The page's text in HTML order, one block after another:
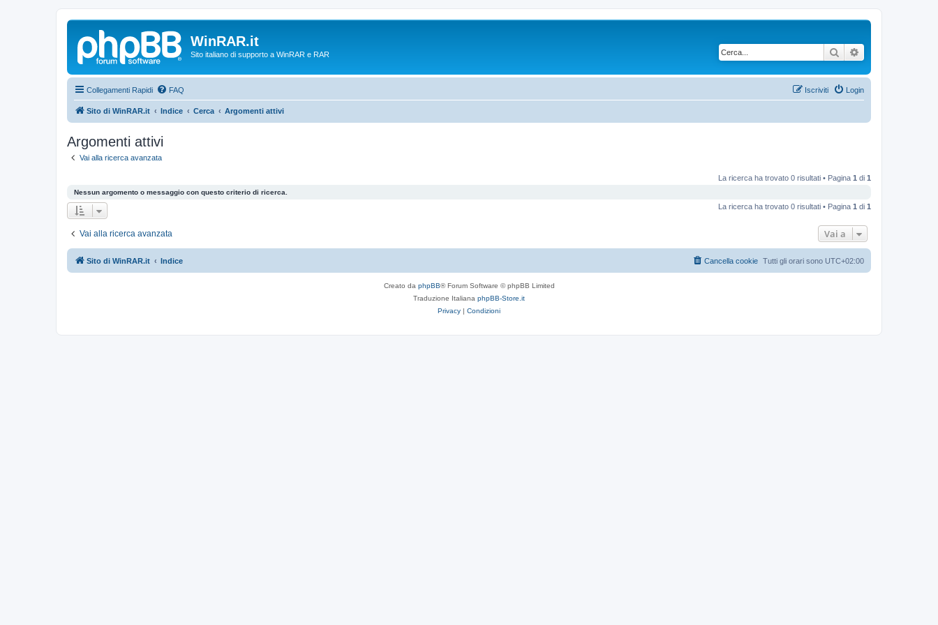
WinRAR.it
Sito italiano di supporto a WinRAR e RAR Cerca
Collegamenti Rapidi FAQ Login
Iscriviti
Sito di WinRAR.it Indice Cerca Argomenti attivi
Argomenti attivi
Vai alla ricerca avanzata
La ricerca ha trovato 0 risultati • Pagina 1 di 1
Nessun argomento o messaggio con questo criterio di ricerca.
La ricerca ha trovato 0 risultati • Pagina 1 di 1
Vai alla ricerca avanzata Vai a
Sito di WinRAR.it Indice Tutti gli orari sono UTC+02:00
Cancella cookie
Creato da phpBB® Forum Software © phpBB Limited
Traduzione Italiana phpBB-Store.it
Privacy | Condizioni